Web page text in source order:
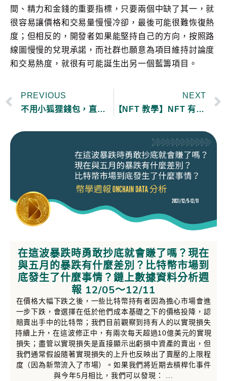
間、精力和金錢的重要指標，只要兩個中缺了其一，就
很容易讓價格和交易量慢慢冷卻，最後可能很難恢復熱
度；但相反的，開發者如果能堅持自己的方向，按照路
線圖慢慢的兌現承諾，而社群也願意為項目維持討論度
和交易熱度，就很有可能誕生出另一個藍籌項目。
PREVIOUS
不用小狐狸錢包，直接在交易所內購買 NFT？(幣安、Coinbase 的 NFT 市集)
NEXT
【NFT 教學】NFT 有哪些常見的拍賣發行方式？(pre-sale, public sale, Dutch auction, pass minting)
在這波暴跌時勇敢抄底就會賺了嗎？現在
與五月的暴跌有什麼差別？比特幣市場到
底發生了什麼事情？鏈上數據資料分析週
報 12/05～12/11
在價格大幅下跌之後，一些比特幣持有者因為擔心市場會進
一步下跌，會選擇在低於他們成本基礎之下的價格投降，認
賠賣出手中的比特幣；我們目前觀察到持有人的以實現損失
持續上升，在這波修正中，有兩次每天超過10億美元的實現
損失；盡管以實現損失是直接顯示出虧損中資產的賣出，但
我們通常假設隨著實現損失的上升也反映出了賣壓的上限程
度（因為新幣流入了市場）。如果我們將近期去槓桿化事件
與今年5月相比，我們可以發現：